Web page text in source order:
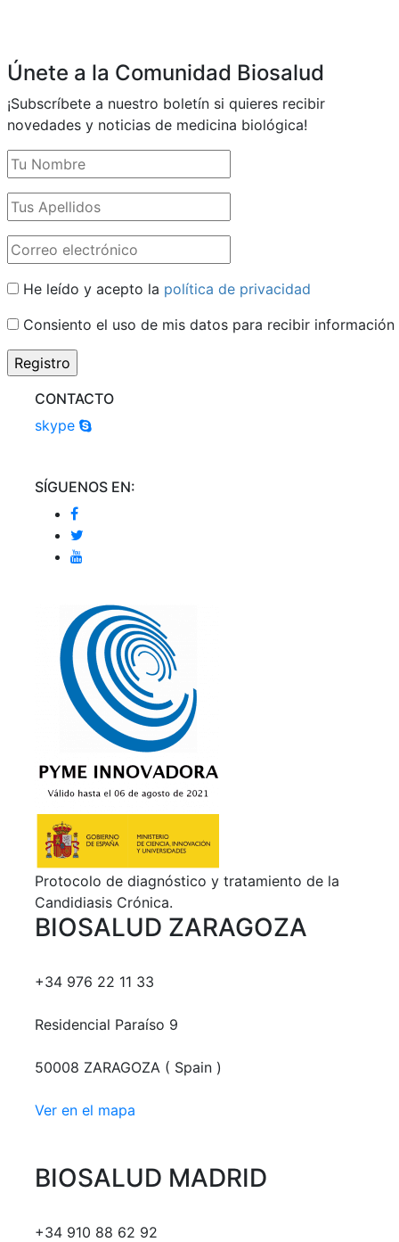
Únete a la Comunidad Biosalud
¡Subscríbete a nuestro boletín si quieres recibir
novedades y noticias de medicina biológica!
He leído y acepto la política de privacidad
Consiento el uso de mis datos para recibir información
CONTACTO
skype
SÍGUENOS EN:
Protocolo de diagnóstico y tratamiento de la
Candidiasis Crónica.
BIOSALUD ZARAGOZA
+34 976 22 11 33
Residencial Paraíso 9
50008 ZARAGOZA ( Spain )
Ver en el mapa
BIOSALUD MADRID
+34 910 88 62 92